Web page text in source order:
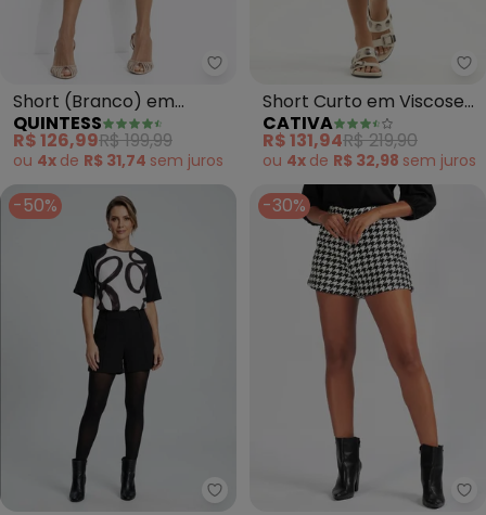
Quintess - Short (Branco) em
Short (Branco) em
Crepe Plano
QUINTESS
R$ 126,99R$ 199,99
ou 4x de R$ 31,74 sem juros
Short Curto em Viscose
(Azul Claro)
CATIVA
R$ 131,94R$ 219,90
ou 4x de R$ 32,98 sem juros
-50%
Marialícia - Short Feminino
-30%